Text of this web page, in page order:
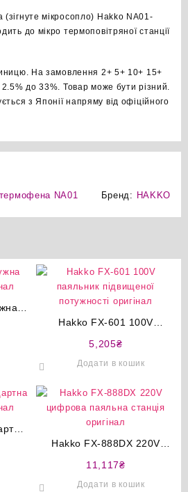
мікросопло) Hakko NA01-
до мікро термоповітряної станції
На замовлення 2+ 5+ 10+ 15+
до 33%. Товар може бути різний.
з Японії напряму від офіційного
NA01 Бренд: HAKKO
Hakko FX-601 100V
потужності оригінал
5,205₴
Додати в кошик
Hakko FX-888DX 220V
оригінал
11,117₴
Додати в кошик